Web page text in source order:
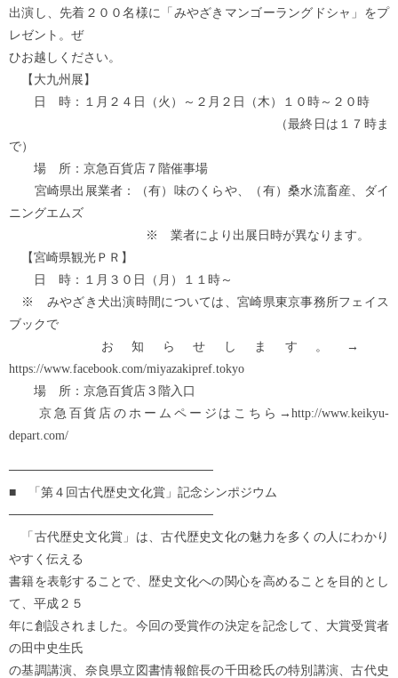
出演し、先着２００名様に「みやざきマンゴーラングドシャ」をプ
レゼント。ぜ
ひお越しください。
【大九州展】
日 時：１月２４日（火）～２月２日（木）１０時～２０時
（最終日は１７時ま
で）
場 所：京急百貨店７階催事場
宮崎県出展業者：（有）味のくらや、（有）桑水流畜産、ダイ
ニングエムズ
※ 業者により出展日時が異なります。
【宮崎県観光ＰＲ】
日 時：１月３０日（月）１１時～
※ みやざき犬出演時間については、宮崎県東京事務所フェイス
ブックで
お知らせします。→
https://www.facebook.com/miyazakipref.tokyo
場 所：京急百貨店３階入口
京急百貨店のホームページはこちら→http://www.keikyu-
depart.com/
───────────────────────
■ 「第４回古代歴史文化賞」記念シンポジウム
───────────────────────
「古代歴史文化賞」は、古代歴史文化の魅力を多くの人にわかり
やすく伝える
書籍を表彰することで、歴史文化への関心を高めることを目的とし
て、平成２５
年に創設されました。今回の受賞作の決定を記念して、大賞受賞者
の田中史生氏
の基調講演、奈良県立図書情報館長の千田稔氏の特別講演、古代史